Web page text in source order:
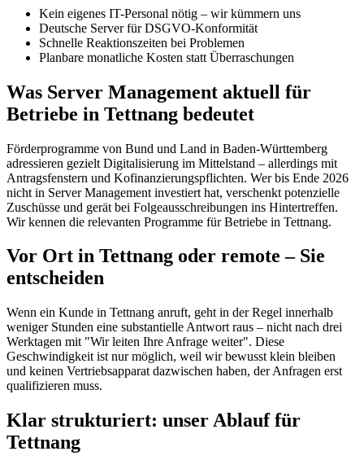
Kein eigenes IT-Personal nötig – wir kümmern uns
Deutsche Server für DSGVO-Konformität
Schnelle Reaktionszeiten bei Problemen
Planbare monatliche Kosten statt Überraschungen
Was Server Management aktuell für
Betriebe in Tettnang bedeutet
Förderprogramme von Bund und Land in Baden-Württemberg
adressieren gezielt Digitalisierung im Mittelstand – allerdings mit
Antragsfenstern und Kofinanzierungspflichten. Wer bis Ende 2026
nicht in Server Management investiert hat, verschenkt potenzielle
Zuschüsse und gerät bei Folgeausschreibungen ins Hintertreffen.
Wir kennen die relevanten Programme für Betriebe in Tettnang.
Vor Ort in Tettnang oder remote – Sie
entscheiden
Wenn ein Kunde in Tettnang anruft, geht in der Regel innerhalb
weniger Stunden eine substantielle Antwort raus – nicht nach drei
Werktagen mit "Wir leiten Ihre Anfrage weiter". Diese
Geschwindigkeit ist nur möglich, weil wir bewusst klein bleiben
und keinen Vertriebsapparat dazwischen haben, der Anfragen erst
qualifizieren muss.
Klar strukturiert: unser Ablauf für
Tettnang